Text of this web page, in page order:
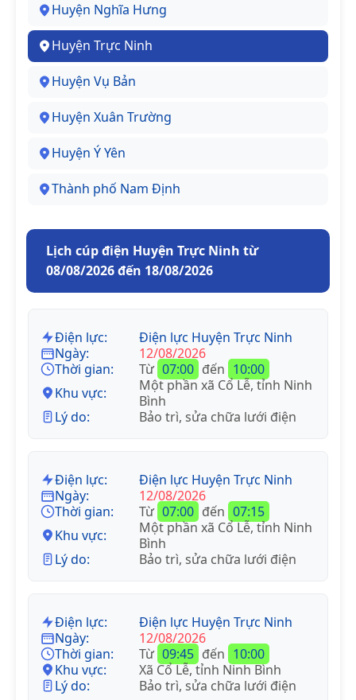
Huyện Nghĩa Hưng
Huyện Trực Ninh
Huyện Vụ Bản
Huyện Xuân Trường
Huyện Ý Yên
Thành phố Nam Định
Lịch cúp điện Huyện Trực Ninh từ
08/08/2026 đến 18/08/2026
Điện lực:
Điện lực Huyện Trực Ninh
Ngày:
12/08/2026
Thời gian:
Từ 07:00 đến 10:00
Khu vực:
Một phần xã Cổ Lễ, tỉnh Ninh
Bình
Lý do:
Bảo trì, sửa chữa lưới điện
Điện lực:
Điện lực Huyện Trực Ninh
Ngày:
12/08/2026
Thời gian:
Từ 07:00 đến 07:15
Khu vực:
Một phần xã Cổ Lễ, tỉnh Ninh
Bình
Lý do:
Bảo trì, sửa chữa lưới điện
Điện lực:
Điện lực Huyện Trực Ninh
Ngày:
12/08/2026
Thời gian:
Từ 09:45 đến 10:00
Khu vực:
Xã Cổ Lễ, tỉnh Ninh Bình
Lý do:
Bảo trì, sửa chữa lưới điện